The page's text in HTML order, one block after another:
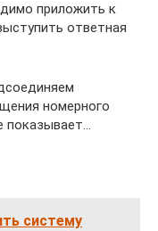
приложить к
ответная
номерного
показывает…
систему